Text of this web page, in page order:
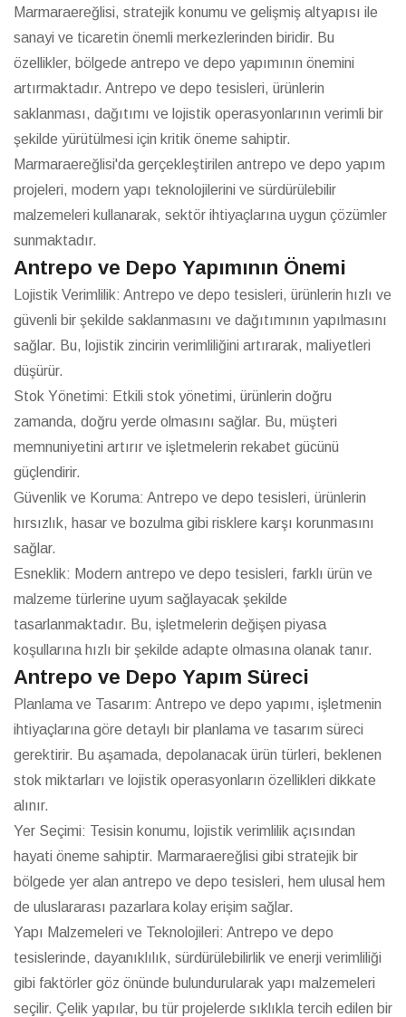
Marmaraereğlisi, stratejik konumu ve gelişmiş altyapısı ile
sanayi ve ticaretin önemli merkezlerinden biridir. Bu
özellikler, bölgede antrepo ve depo yapımının önemini
artırmaktadır. Antrepo ve depo tesisleri, ürünlerin
saklanması, dağıtımı ve lojistik operasyonlarının verimli bir
şekilde yürütülmesi için kritik öneme sahiptir.
Marmaraereğlisi'da gerçekleştirilen antrepo ve depo yapım
projeleri, modern yapı teknolojilerini ve sürdürülebilir
malzemeleri kullanarak, sektör ihtiyaçlarına uygun çözümler
sunmaktadır.
Antrepo ve Depo Yapımının Önemi
Lojistik Verimlilik: Antrepo ve depo tesisleri, ürünlerin hızlı ve
güvenli bir şekilde saklanmasını ve dağıtımının yapılmasını
sağlar. Bu, lojistik zincirin verimliliğini artırarak, maliyetleri
düşürür.
Stok Yönetimi: Etkili stok yönetimi, ürünlerin doğru
zamanda, doğru yerde olmasını sağlar. Bu, müşteri
memnuniyetini artırır ve işletmelerin rekabet gücünü
güçlendirir.
Güvenlik ve Koruma: Antrepo ve depo tesisleri, ürünlerin
hırsızlık, hasar ve bozulma gibi risklere karşı korunmasını
sağlar.
Esneklik: Modern antrepo ve depo tesisleri, farklı ürün ve
malzeme türlerine uyum sağlayacak şekilde
tasarlanmaktadır. Bu, işletmelerin değişen piyasa
koşullarına hızlı bir şekilde adapte olmasına olanak tanır.
Antrepo ve Depo Yapım Süreci
Planlama ve Tasarım: Antrepo ve depo yapımı, işletmenin
ihtiyaçlarına göre detaylı bir planlama ve tasarım süreci
gerektirir. Bu aşamada, depolanacak ürün türleri, beklenen
stok miktarları ve lojistik operasyonların özellikleri dikkate
alınır.
Yer Seçimi: Tesisin konumu, lojistik verimlilik açısından
hayati öneme sahiptir. Marmaraereğlisi gibi stratejik bir
bölgede yer alan antrepo ve depo tesisleri, hem ulusal hem
de uluslararası pazarlara kolay erişim sağlar.
Yapı Malzemeleri ve Teknolojileri: Antrepo ve depo
tesislerinde, dayanıklılık, sürdürülebilirlik ve enerji verimliliği
gibi faktörler göz önünde bulundurularak yapı malzemeleri
seçilir. Çelik yapılar, bu tür projelerde sıklıkla tercih edilen bir